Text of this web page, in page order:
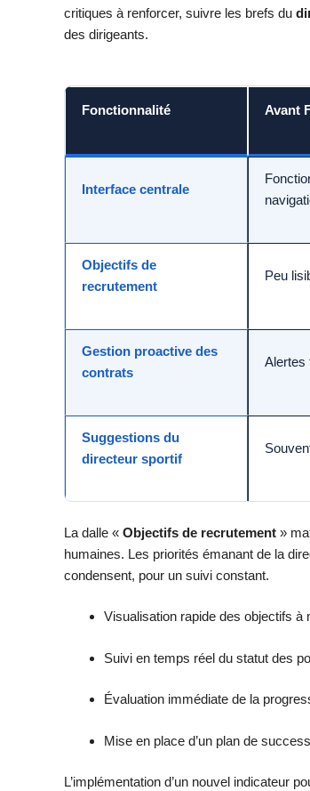
critiques à renforcer, suivre les brefs du
des dirigeants.
Fonctionnalité Avant
Interface centrale
Objectifs de
recrutement
Peu
Gestion proactive des
contrats
Alertes
Suggestions du
directeur sportif
La dalle « Objectifs de recrutement »
humaines. Les priorités émanant de la
condensent, pour un suivi constant.
Visualisation rapide des objectifs à
Suivi en temps réel du statut des
Évaluation immédiate de la
Mise en place d’un plan de
L’implémentation d’un nouvel indicateur